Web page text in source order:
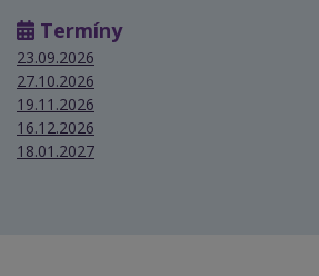
Termíny
23.09.2026
27.10.2026
19.11.2026
16.12.2026
18.01.2027